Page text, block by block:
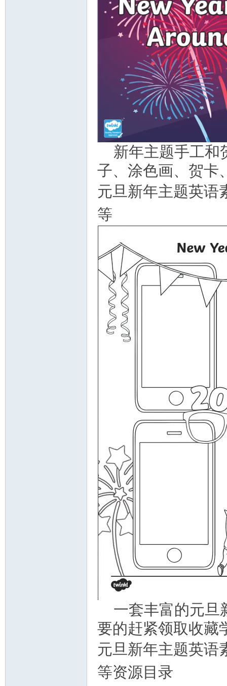
新年主题手工和
子、涂色画、贺卡
元旦新年主题英语
等
一套丰富的元旦
要的赶紧领取收藏
元旦新年主题英语
等资源目录